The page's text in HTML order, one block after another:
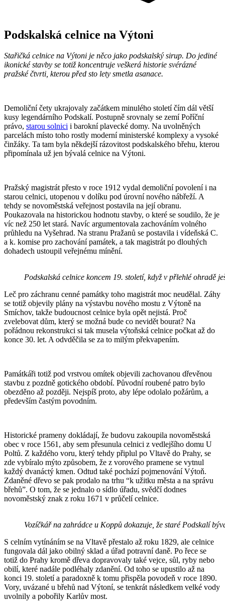
Podskalská celnice na Výtoni
Stařičká celnice na Výtoni je něco jako podskalský sirup. Do jediné
ikonické stavby se totiž koncentruje veškerá historie svérázné
pražské čtvrti, kterou před sto lety smetla asanace.
Demoliční čety ukrajovaly začátkem minulého století čím dál větší
kusy legendárního Podskalí. Postupně srovnaly se zemí Poříční
právo, starou solnici i barokní plavecké domy. Na uvolněných
parcelách místo toho rostly moderní ministerské komplexy a vysoké
činžáky. Ta tam byla někdejší rázovitost podskalského břehu, kterou
připomínala už jen bývalá celnice na Výtoni.
Pražský magistrát přesto v roce 1912 vydal demoliční povolení i na
starou celnici, utopenou v dolíku pod úrovní nového nábřeží. A
tehdy se novoměstská veřejnost postavila na její obranu.
Poukazovala na historickou hodnotu stavby, o které se soudilo, že je
víc než 250 let stará. Navíc argumentovala zachováním volného
průhledu na Vyšehrad. Na stranu Pražanů se postavila i vídeňská C.
a k. komise pro zachování památek, a tak magistrát po dlouhých
dohadech ustoupil veřejnému mínění.
Podskalská celnice koncem 19. století, když v přlehlé ohradě
Leč pro záchranu cenné památky toho magistrát moc neudělal. Záhy
se totiž objevily plány na výstavbu nového mostu z Výtoně na
Smíchov, takže budoucnost celnice byla opět nejistá. Proč
zvelebovat dům, který se možná bude co nevidět bourat? Na
pořádnou rekonstrukci si tak musela výtoňská celnice počkat až do
konce 30. let. A odvděčila se za to milým překvapením.
Památkáři totiž pod vrstvou omítek objevili zachovanou dřevěnou
stavbu z pozdně gotického období. Původní roubené patro bylo
obezděno až později. Nejspíš proto, aby lépe odolalo požárům, a
především častým povodním.
Historické prameny dokládají, že budovu zakoupila novoměstská
obec v roce 1561, aby sem přesunula celnici z vedlejšího domu U
Poltů. Z každého voru, který tehdy připlul po Vltavě do Prahy, se
zde vybíralo mýto způsobem, že z vorového pramene se vytnul
každý dvanáctý kmen. Odtud také pochází pojmenování Výtoň.
Zdaněné dřevo se pak prodalo na trhu “k užitku města a na správu
břehů”. O tom, že se jednalo o sídlo úřadu, svědčí dodnes
novoměstský znak z roku 1671 v průčelí celnice.
Vozíčkář na zahrádce u Koppů dokazuje, že staré Podskalí
S celním vytínáním se na Vltavě přestalo až roku 1829, ale celnice
fungovala dál jako obilný sklad a úřad potravní daně. Po řece se
totiž do Prahy kromě dřeva dopravovaly také vejce, sůl, ryby nebo
obilí, které nadále podléhaly zdanění. Od toho se upustilo až na
konci 19. století a paradoxně k tomu přispěla povodeň v roce 1890.
Vory, uvázané u břehů nad Výtoní, se tenkrát následkem velké vody
uvolnily a pobořily Karlův most.